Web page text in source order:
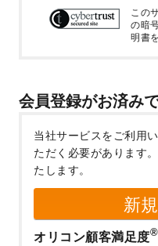
この
の暗
明書
会員登録がお済み
当社サービスをご利用
ただく必要があります。
たします。
新
オリコン顧客満足度®